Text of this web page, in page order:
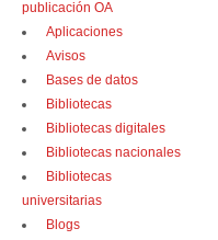
publicación OA
Aplicaciones
Avisos
Bases de datos
Bibliotecas
Bibliotecas digitales
Bibliotecas nacionales
Bibliotecas
universitarias
Blogs